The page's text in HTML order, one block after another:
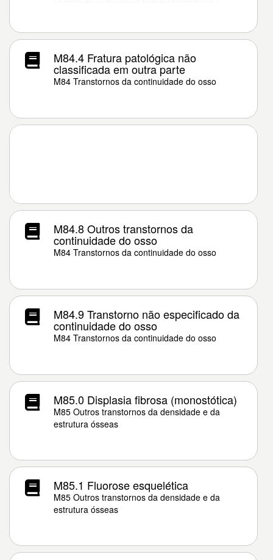
M84.4 Fratura patológica não
classificada em outra parte
M84 Transtornos da continuidade do osso
M84.8 Outros transtornos da
continuidade do osso
M84 Transtornos da continuidade do osso
M84.9 Transtorno não especificado da
continuidade do osso
M84 Transtornos da continuidade do osso
M85.0 Displasia fibrosa (monostótica)
M85 Outros transtornos da densidade e da
estrutura ósseas
M85.1 Fluorose esquelética
M85 Outros transtornos da densidade e da
estrutura ósseas